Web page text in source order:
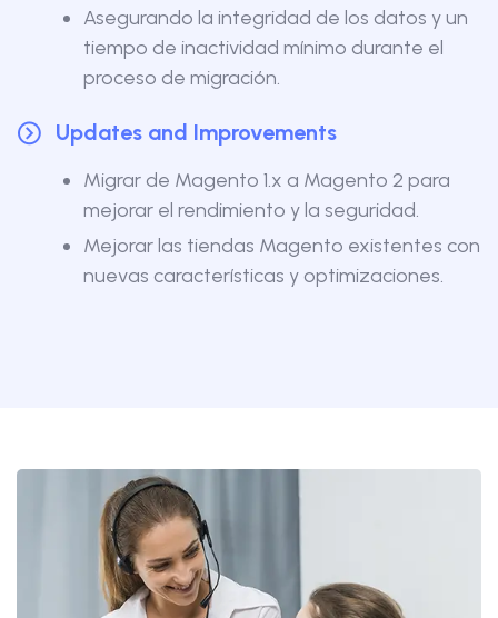
Asegurando la integridad de los datos y un
tiempo de inactividad mínimo durante el
proceso de migración.
Updates and Improvements
Migrar de Magento 1.x a Magento 2 para
mejorar el rendimiento y la seguridad.
Mejorar las tiendas Magento existentes con
nuevas características y optimizaciones.